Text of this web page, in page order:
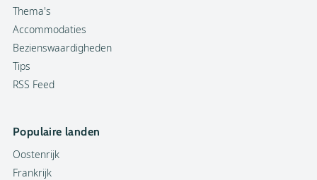
Thema's
Accommodaties
Bezienswaardigheden
Tips
RSS Feed
Populaire landen
Oostenrijk
Frankrijk